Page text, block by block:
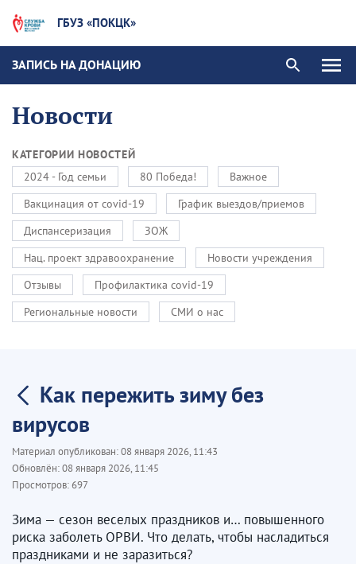
ГБУЗ «ПОКЦК»
ЗАПИСЬ НА ДОНАЦИЮ
Новости
КАТЕГОРИИ НОВОСТЕЙ
2024 - Год семьи
80 Победа!
Важное
Вакцинация от covid-19
График выездов/приемов
Диспансеризация
ЗОЖ
Нац. проект здравоохранение
Новости учреждения
Отзывы
Профилактика covid-19
Региональные новости
СМИ о нас
Как пережить зиму без
вирусов
Материал опубликован:08 января 2026, 11:43
Обновлён:08 января 2026, 11:45
Просмотров:697
Зима — сезон веселых праздников и… повышенного
риска заболеть ОРВИ. Что делать, чтобы насладиться
праздниками и не заразиться?